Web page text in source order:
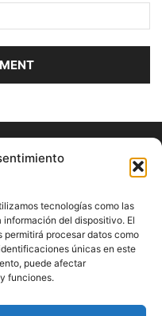
tecnologías como las
del dispositivo. El
procesar datos como
únicas en este
puede afectar
funciones.
otros de interés general